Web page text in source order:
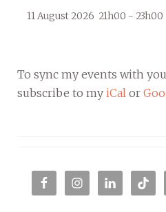
11 August 2026 21h00 - 23h00
To sync my events with
subscribe to my iCal or